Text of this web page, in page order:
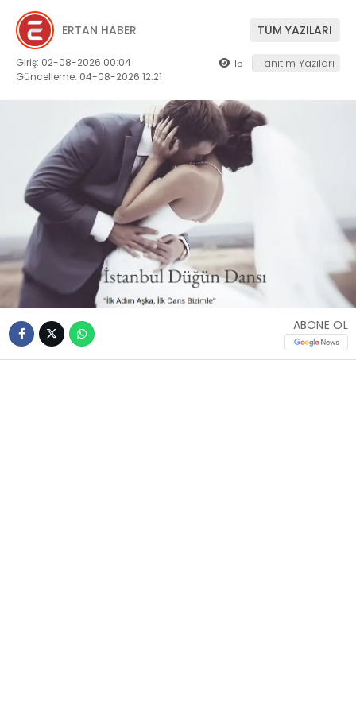
ERTAN HABER TÜM YAZILARI
Giriş: 02-08-2026 00:04
Güncelleme: 04-08-2026 12:21
15 Tanıtım Yazıları
ABONE OL